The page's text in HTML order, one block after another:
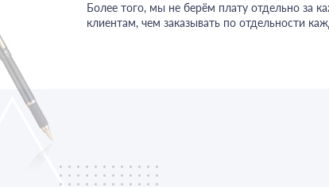
Более того, мы не берём плату отдельно за
клиентам, чем заказывать по отдельности